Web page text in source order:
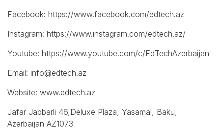
Facebook: https://www.facebook.com/edtech.az
Instagram: https://www.instagram.com/edtech.az/
Youtube: https://www.youtube.com/c/EdTechAzerbaijan
Email: info@edtech.az
Website: www.edtech.az
Jafar Jabbarli 46,Deluxe Plaza, Yasamal, Baku,
Azerbaijan AZ1073